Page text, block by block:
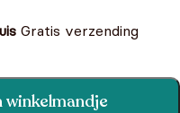
Gratis verzending
winkelmandje